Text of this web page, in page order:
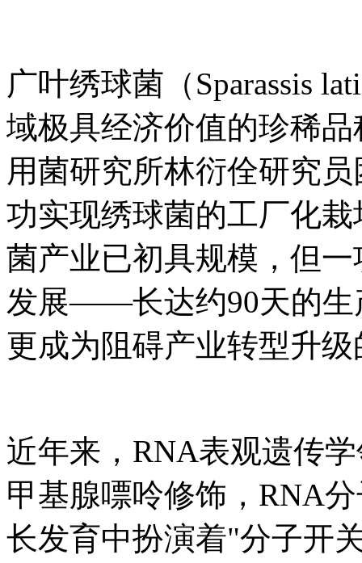
广叶绣球菌（Sparassis
域极具经济价值的珍稀
用菌研究所林衍佺研究
功实现绣球菌的工厂化
菌产业已初具规模，但
发展——长达约90天的生
更成为阻碍产业转型升
近年来，RNA表观遗传
甲基腺嘌呤修饰，RNA
长发育中扮演着"分子开